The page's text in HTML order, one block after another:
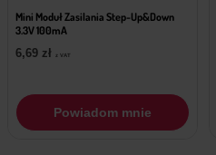
Mini Moduł Zasilania Step-Up&Down
3.3V 100mA
6,69 zł z VAT
Powiadom mnie